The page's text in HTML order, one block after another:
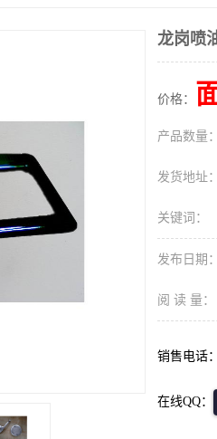
龙岗喷
价格：
产品数量：
发货地址：
关键词：
发布日期：
阅 读 量：
销售电话：
在线QQ：